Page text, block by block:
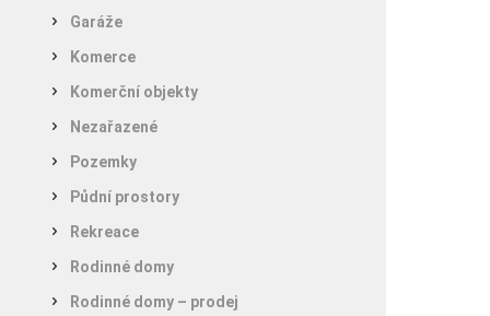
Garáže
Komerce
Komerční objekty
Nezařazené
Pozemky
Půdní prostory
Rekreace
Rodinné domy
Rodinné domy – prodej